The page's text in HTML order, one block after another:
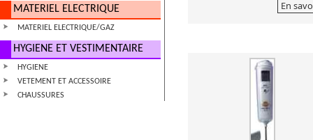
MATERIEL ELECTRIQUE
MATERIEL ELECTRIQUE/GAZ
HYGIENE ET VESTIMENTAIRE
HYGIENE
VETEMENT ET ACCESSOIRE
CHAUSSURES
En